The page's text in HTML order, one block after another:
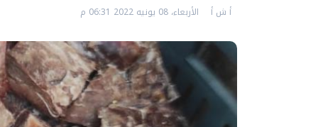
أ ش أ الأربعاء، 08 يونيه 2022 06:31 م